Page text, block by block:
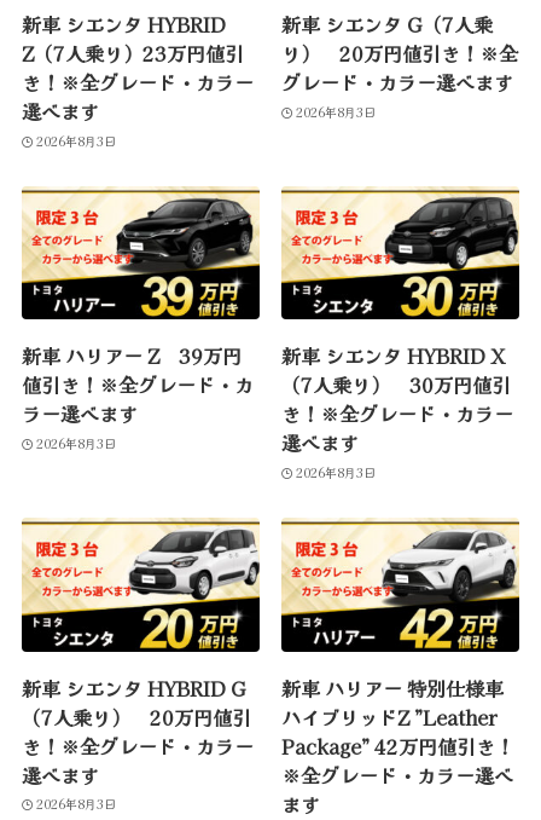
新車 シエンタ HYBRID
Z（7人乗り）23万円値引
き！※全グレード・カラー
選べます
2026年8月3日
新車 シエンタ G（7人乗
り） 20万円値引き！※全
グレード・カラー選べます
2026年8月3日
新車 ハリアー Z 39万円
値引き！※全グレード・カ
ラー選べます
2026年8月3日
新車 シエンタ HYBRID X
（7人乗り） 30万円値引
き！※全グレード・カラー
選べます
2026年8月3日
新車 シエンタ HYBRID G
（7人乗り） 20万円値引
き！※全グレード・カラー
選べます
2026年8月3日
新車 ハリアー 特別仕様車
ハイブリッドZ ”Leather
Package” 42万円値引き！
※全グレード・カラー選べ
ます